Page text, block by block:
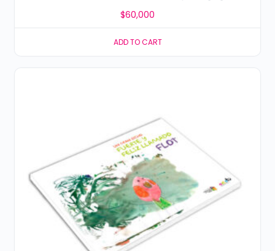
$60,000
ADD TO CART